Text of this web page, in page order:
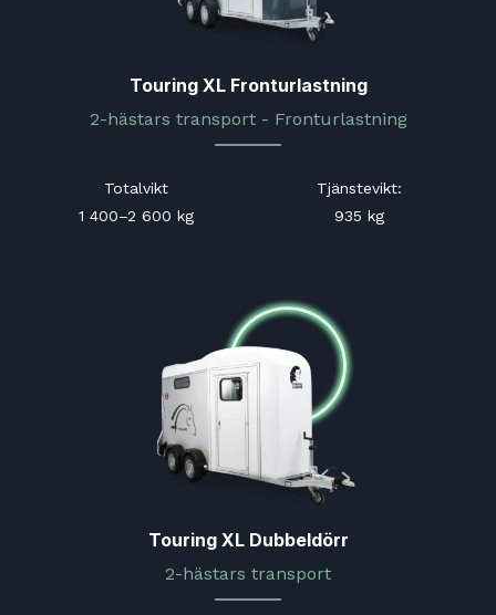
Touring XL Fronturlastning
2-hästars transport - Fronturlastning
Totalvikt
1 400–2 600 kg
Tjänstevikt:
935 kg
Touring XL Dubbeldörr
2-hästars transport